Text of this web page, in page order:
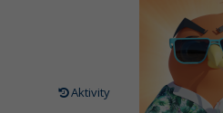
Aktivity